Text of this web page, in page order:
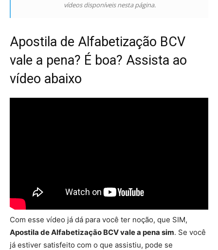
vídeos disponíveis nesta página.
Apostila de Alfabetização BCV
vale a pena? É boa? Assista ao
vídeo abaixo
Com esse vídeo já dá para você ter noção, que SIM,
Apostila de Alfabetização BCV vale a pena sim. Se você
já estiver satisfeito com o que assistiu, pode se